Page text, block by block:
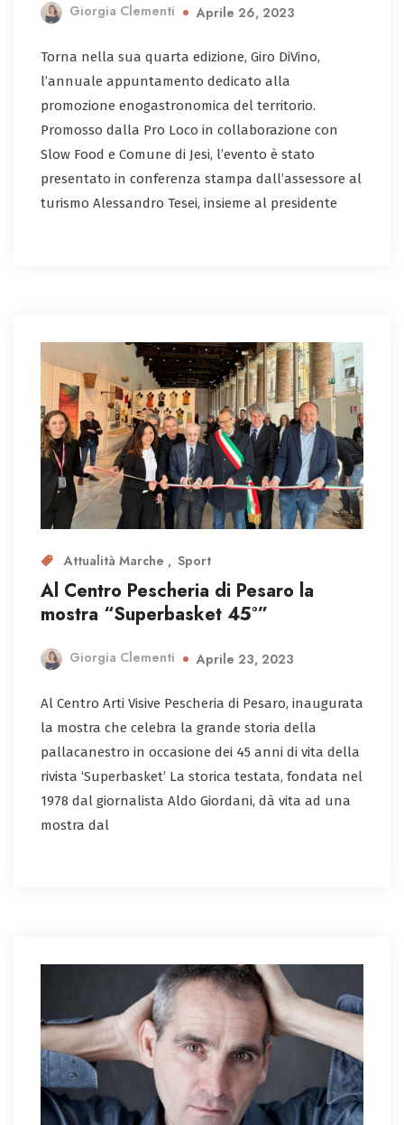
Giorgia Clementi Aprile 26, 2023
Torna nella sua quarta edizione, Giro DiVino,
l’annuale appuntamento dedicato alla
promozione enogastronomica del territorio.
Promosso dalla Pro Loco in collaborazione con
Slow Food e Comune di Jesi, l’evento è stato
presentato in conferenza stampa dall’assessore al
turismo Alessandro Tesei, insieme al presidente
Attualità Marche Sport
Al Centro Pescheria di Pesaro la
mostra “Superbasket 45°”
Giorgia Clementi Aprile 23, 2023
Al Centro Arti Visive Pescheria di Pesaro, inaugurata
la mostra che celebra la grande storia della
pallacanestro in occasione dei 45 anni di vita della
rivista ‘Superbasket’ La storica testata, fondata nel
1978 dal giornalista Aldo Giordani, dà vita ad una
mostra dal